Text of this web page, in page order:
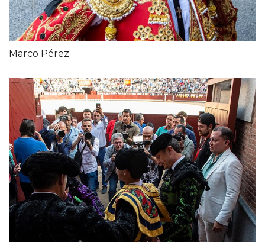
Marco Pérez